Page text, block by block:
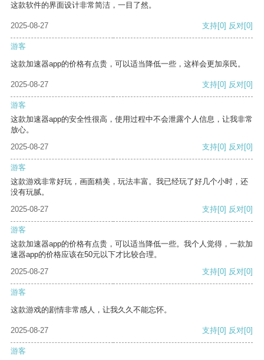
这款软件的界面设计非常简洁，一目了然。
2025-08-27 支持[0] 反对[0]
游客
这款加速器app的价格有点贵，可以适当降低一些，这样会更加亲民。
2025-08-27 支持[0] 反对[0]
游客
这款加速器app的安全性很高，使用过程中不会泄露个人信息，让我非常
放心。
2025-08-27
支持[0] 反对[0]
游客
这款游戏非常好玩，画面精美，玩法丰富。我已经玩了好几个小时，还
没有玩腻。
2025-08-27
支持[0] 反对[0]
游客
这款加速器app的价格有点贵，可以适当降低一些。我个人觉得，一款加
速器app的价格应该在50元以下才比较合理。
2025-08-27
支持[0] 反对[0]
游客
这款游戏的剧情非常感人，让我久久不能忘怀。
2025-08-27 支持[0] 反对[0]
游客